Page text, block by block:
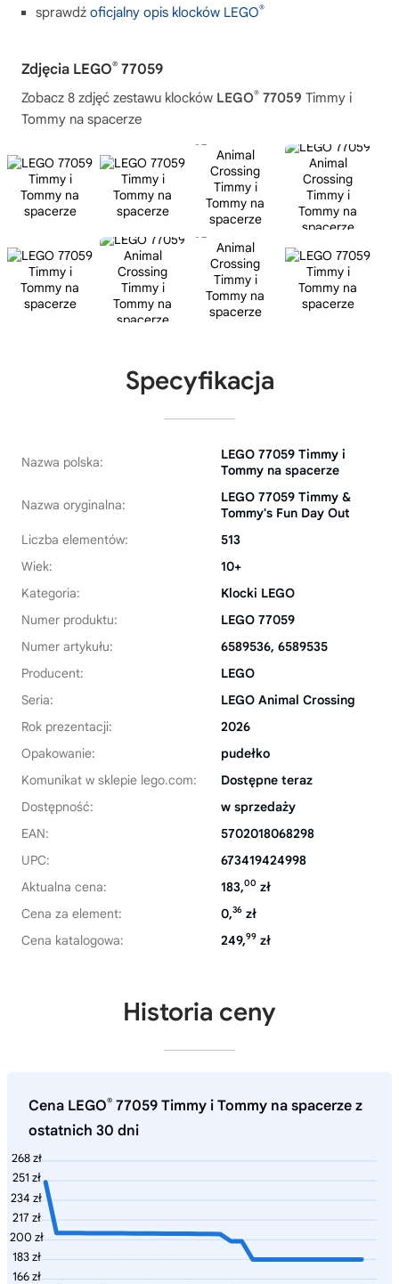
sprawdź oficjalny opis klocków LEGO®
Zdjęcia LEGO® 77059
Zobacz 8 zdjęć zestawu klocków LEGO® 77059 Timmy i
Tommy na spacerze
Specyfikacja
Nazwa polska:
LEGO 77059 Timmy i
Tommy na spacerze
Nazwa oryginalna:
LEGO 77059 Timmy &
Tommy's Fun Day Out
Liczba elementów:
513
Wiek:
10+
Kategoria:
Klocki LEGO
Numer produktu:
LEGO 77059
Numer artykułu:
6589536, 6589535
Producent:
LEGO
Seria:
LEGO Animal Crossing
Rok prezentacji:
2026
Opakowanie:
pudełko
Komunikat w sklepie lego.com:
Dostępne teraz
Dostępność:
w sprzedaży
EAN:
5702018068298
UPC:
673419424998
Aktualna cena:
183,00 zł
Cena za element:
0,36 zł
Cena katalogowa:
249,99 zł
Historia ceny
Cena LEGO® 77059 Timmy i Tommy na spacerze z
ostatnich 30 dni
268 zł
251 zł
234 zł
217 zł
200 zł
183 zł
166 zł